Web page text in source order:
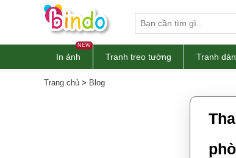
NEW
In ảnh Tranh treo tường Tranh
Trang chủ > Blog